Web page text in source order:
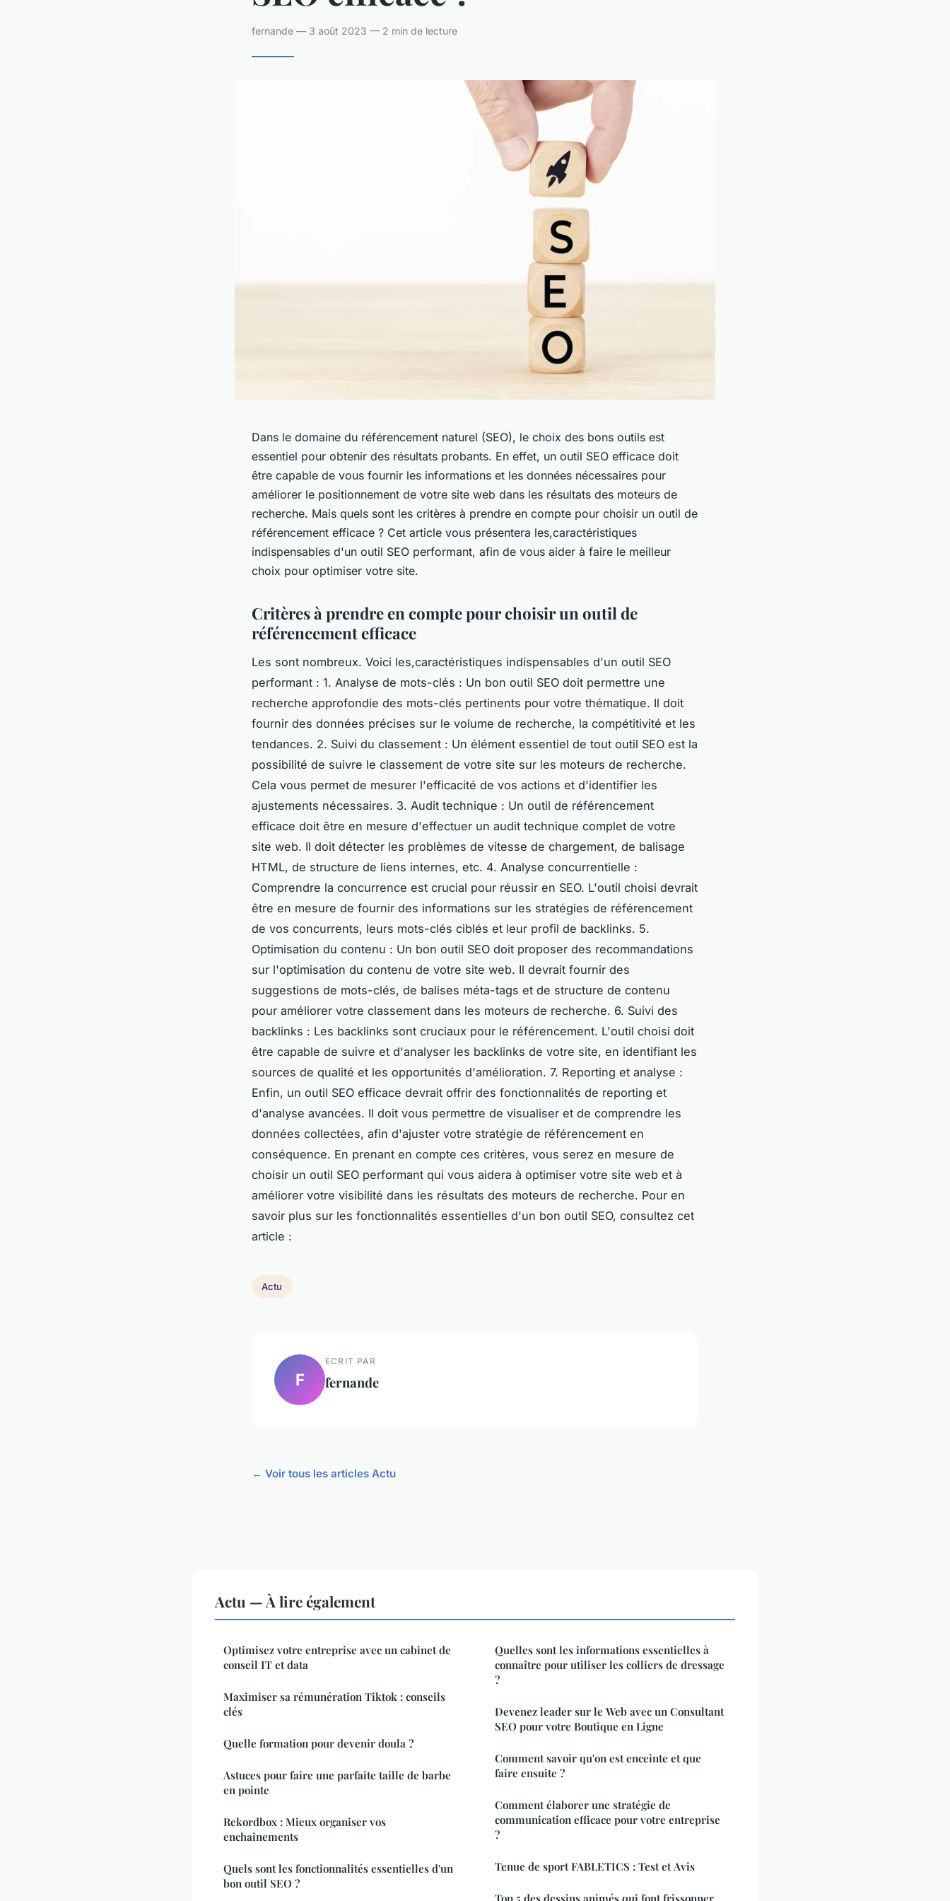
fernande — 3 août 2023 — 2 min de lecture
Dans le domaine du référencement naturel (SEO), le choix des bons outils est
essentiel pour obtenir des résultats probants. En effet, un outil SEO efficace doit
être capable de vous fournir les informations et les données nécessaires pour
améliorer le positionnement de votre site web dans les résultats des moteurs de
recherche. Mais quels sont les critères à prendre en compte pour choisir un outil de
référencement efficace ? Cet article vous présentera les,caractéristiques
indispensables d'un outil SEO performant, afin de vous aider à faire le meilleur
choix pour optimiser votre site.
Critères à prendre en compte pour choisir un outil de
référencement efficace
Les sont nombreux. Voici les,caractéristiques indispensables d'un outil SEO
performant : 1. Analyse de mots-clés : Un bon outil SEO doit permettre une
recherche approfondie des mots-clés pertinents pour votre thématique. Il doit
fournir des données précises sur le volume de recherche, la compétitivité et les
tendances. 2. Suivi du classement : Un élément essentiel de tout outil SEO est la
possibilité de suivre le classement de votre site sur les moteurs de recherche.
Cela vous permet de mesurer l'efficacité de vos actions et d'identifier les
ajustements nécessaires. 3. Audit technique : Un outil de référencement
efficace doit être en mesure d'effectuer un audit technique complet de votre
site web. Il doit détecter les problèmes de vitesse de chargement, de balisage
HTML, de structure de liens internes, etc. 4. Analyse concurrentielle :
Comprendre la concurrence est crucial pour réussir en SEO. L'outil choisi devrait
être en mesure de fournir des informations sur les stratégies de référencement
de vos concurrents, leurs mots-clés ciblés et leur profil de backlinks. 5.
Optimisation du contenu : Un bon outil SEO doit proposer des recommandations
sur l'optimisation du contenu de votre site web. Il devrait fournir des
suggestions de mots-clés, de balises méta-tags et de structure de contenu
pour améliorer votre classement dans les moteurs de recherche. 6. Suivi des
backlinks : Les backlinks sont cruciaux pour le référencement. L'outil choisi doit
être capable de suivre et d'analyser les backlinks de votre site, en identifiant les
sources de qualité et les opportunités d'amélioration. 7. Reporting et analyse :
Enfin, un outil SEO efficace devrait offrir des fonctionnalités de reporting et
d'analyse avancées. Il doit vous permettre de visualiser et de comprendre les
données collectées, afin d'ajuster votre stratégie de référencement en
conséquence. En prenant en compte ces critères, vous serez en mesure de
choisir un outil SEO performant qui vous aidera à optimiser votre site web et à
améliorer votre visibilité dans les résultats des moteurs de recherche. Pour en
savoir plus sur les fonctionnalités essentielles d'un bon outil SEO, consultez cet
article :
Actu
F
ECRIT PAR
fernande
← Voir tous les articles Actu
Actu — À lire également
Optimisez votre entreprise avec un cabinet de
conseil IT et data
Maximiser sa rémunération Tiktok : conseils
clés
Quelle formation pour devenir doula ?
Astuces pour faire une parfaite taille de barbe
en pointe
Rekordbox : Mieux organiser vos
enchaînements
Quels sont les fonctionnalités essentielles d'un
bon outil SEO ?
Quelles sont les informations essentielles à
connaître pour utiliser les colliers de dressage
?
Devenez leader sur le Web avec un Consultant
SEO pour votre Boutique en Ligne
Comment savoir qu'on est enceinte et que
faire ensuite ?
Comment élaborer une stratégie de
communication efficace pour votre entreprise
?
Tenue de sport FABLETICS : Test et Avis
Top 5 des dessins animés qui font frissonner